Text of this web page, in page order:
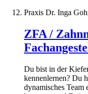
Praxis Dr. Inga
ZFA /
Du bist in der
kennenlernen? Du
dynamisches